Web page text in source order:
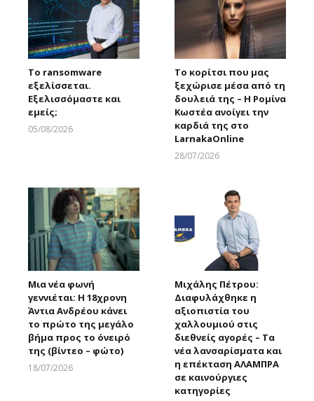
Το ransomware
εξελίσσεται.
Εξελισσόμαστε και
εμείς;
05/08/2026
Το κορίτσι που μας
ξεχώρισε μέσα από τη
δουλειά της – Η Ρομίνα
Κωστέα ανοίγει την
καρδιά της στο
LarnakaOnline
28/07/2026
Μια νέα φωνή
γεννιέται: Η 18χρονη
Άντια Ανδρέου κάνει
το πρώτο της μεγάλο
βήμα προς το όνειρό
της (βίντεο – φώτο)
18/07/2026
Μιχάλης Πέτρου:
Διαφυλάχθηκε η
αξιοπιστία του
χαλλουμιού στις
διεθνείς αγορές – Τα
νέα λανσαρίσματα και
η επέκταση ΑΛΑΜΠΡΑ
σε καινούργιες
κατηγορίες